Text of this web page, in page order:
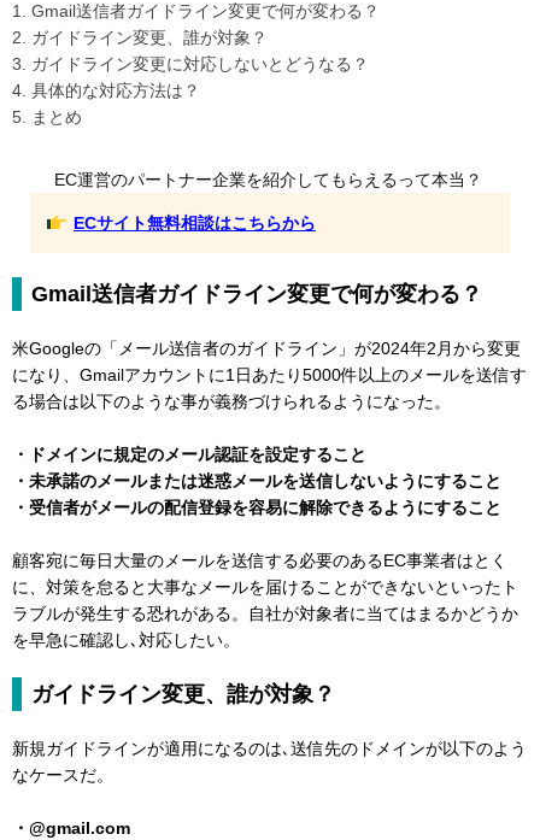
1. Gmail送信者ガイドライン変更で何が変わる？
2. ガイドライン変更、誰が対象？
3. ガイドライン変更に対応しないとどうなる？
4. 具体的な対応方法は？
5. まとめ
EC運営のパートナー企業を紹介してもらえるって本当？
ECサイト無料相談はこちらから
Gmail送信者ガイドライン変更で何が変わる？
米Googleの「メール送信者のガイドライン」が2024年2月から変更
になり、Gmailアカウントに1日あたり5000件以上のメールを送信す
る場合は以下のような事が義務づけられるようになった。
・ドメインに規定のメール認証を設定すること
・未承諾のメールまたは迷惑メールを送信しないようにすること
・受信者がメールの配信登録を容易に解除できるようにすること
顧客宛に毎日大量のメールを送信する必要のあるEC事業者はとく
に、対策を怠ると大事なメールを届けることができないといったト
ラブルが発生する恐れがある。自社が対象者に当てはまるかどうか
を早急に確認し､対応したい。
ガイドライン変更、誰が対象？
新規ガイドラインが適用になるのは､送信先のドメインが以下のよう
なケースだ。
・@gmail.com